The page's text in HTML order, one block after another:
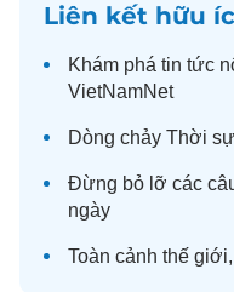
Liên kết hữu
Khám phá tin tức
VietNamNet
Dòng chảy Thời sự
Đừng bỏ lỡ các
ngày
Toàn cảnh thế giới